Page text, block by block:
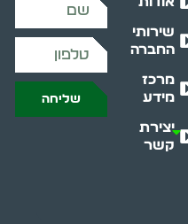
שירותי
החברה
מרכז
מידע
יצירת
קשר
שליחה